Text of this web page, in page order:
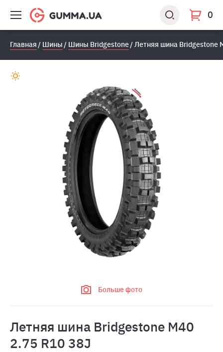
0
Главная Шины Шины Bridgestone Летняя шина Bridgestone
Больше фото
Летняя шина Bridgestone M40
2.75 R10 38J